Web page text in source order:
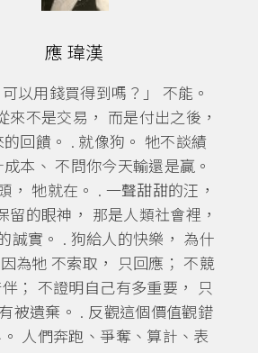
應 瑋漢
可以用錢買得到嗎？」 不能。
來不是交易， 而是付出之後，
回饋。 . 就像狗。 牠不談績
本、 不問你今天輸還是贏。
， 牠就在。 . 一聲甜甜的汪，
留的眼神， 那是人類社會裡，
誠實。 . 狗給人的快樂， 為什
為牠 不索取， 只回應； 不競
； 不證明自己有多重要， 只
被遺棄。 . 反觀這個價值觀錯
人們奔跑、爭奪、算計、表